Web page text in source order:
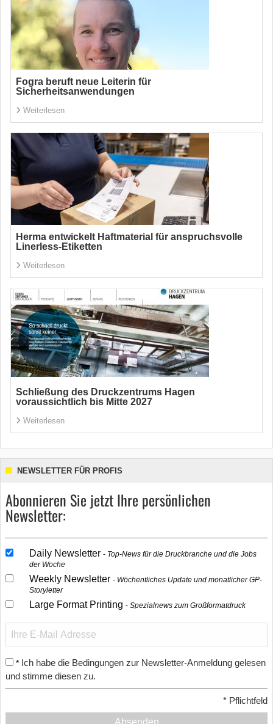
Fogra beruft neue Leiterin für
Sicherheitsanwendungen
Weiterlesen
Herma entwickelt Haftmaterial für anspruchsvolle
Linerless-Etiketten
Weiterlesen
Schließung des Druckzentrums Hagen
voraussichtlich bis Mitte 2027
Weiterlesen
NEWSLETTER FÜR PROFIS
Abonnieren Sie jetzt Ihre persönlichen
Newsletter:
Daily Newsletter
Top-News für die Druckbranche und die Jobs
der Woche
Weekly Newsletter
Wöchentliches Update und monatlicher GP-
Storyletter
Large Format Printing Spezialnews zum Großformatdruck
* Ich habe die Bedingungen zur Newsletter-Anmeldung gelesen
und stimme diesen zu.
* Pflichtfeld
Absenden